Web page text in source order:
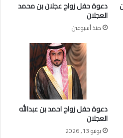
دعوة حفل زواج عجلان بن محمد
العجلان
منذ أسبوعين
دعوة حفل زواج احمد بن عبدالله
العجلان
يونيو 13, 2026